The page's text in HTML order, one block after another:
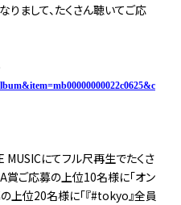
りまして、たくさん聴いてご応
にてフル尺再生でたくさ
賞ご応募の上位10名様に「オン
上位20名様に「『#tokyo』全員